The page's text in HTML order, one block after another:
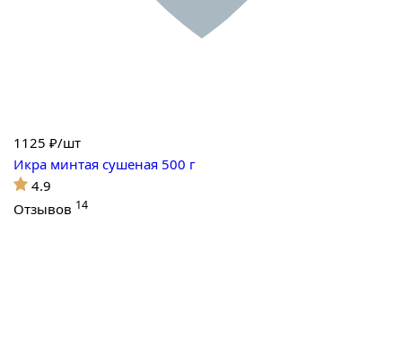
1125 ₽/шт
Икра минтая сушеная 500 г
4.9
Отзывов 14